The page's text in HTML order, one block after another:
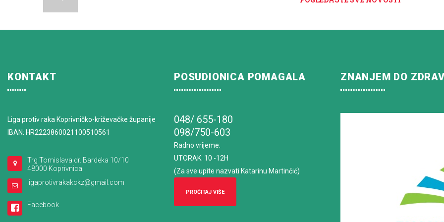
KONTAKT
Liga protiv raka Koprivničko-križevačke županije
IBAN: HR2223860021100510561
Trg Tomislava dr. Bardeka 10/10
48000 Koprivnica
ligaprotivrakakckz@gmail.com
Facebook
POSUDIONICA POMAGALA
048/ 655-180
098/750-603
Radno vrijeme:
UTORAK: 10 -12H
(Za sve upite nazvati Katarinu Martinčić)
PROČITAJ VIŠE
ZNANJEM DO